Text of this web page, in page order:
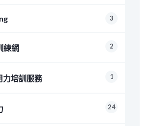
3
練網 2
力培訓服務 1
24